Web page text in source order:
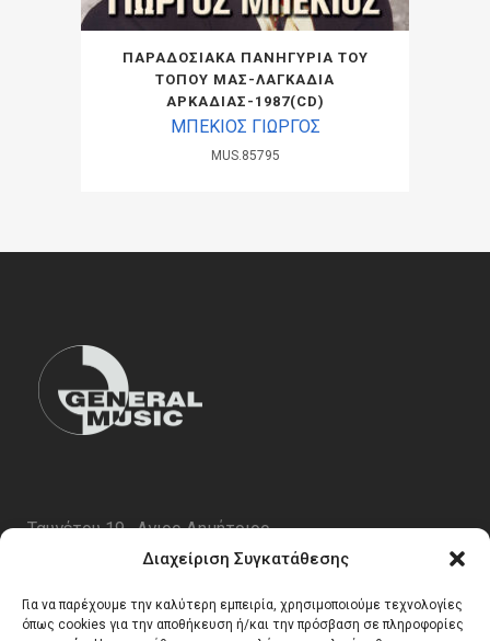
Διαχείριση Συγκατάθεσης
Για να παρέχουμε την καλύτερη εμπειρία, χρησιμοποιούμε τεχνολογίες
όπως cookies για την αποθήκευση ή/και την πρόσβαση σε πληροφορίες
ΠΑΡΑΔΟΣΙΑΚΑ ΠΑΝΗΓΥΡΙΑ ΤΟΥ
ΤΟΠΟΥ ΜΑΣ-ΛΑΓΚΑΔΙΑ
ΑΡΚΑΔΙΑΣ-1987(CD)
ΜΠΕΚΙΟΣ ΓΙΩΡΓΟΣ
MUS.85795
Ταυγέτου 19 , Αγιος Δημήτριος
email:info@generalmusic.gr